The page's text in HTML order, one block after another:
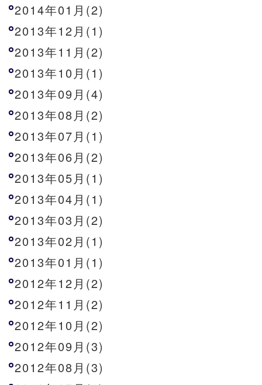
2014年01月(2)
2013年12月(1)
2013年11月(2)
2013年10月(1)
2013年09月(4)
2013年08月(2)
2013年07月(1)
2013年06月(2)
2013年05月(1)
2013年04月(1)
2013年03月(2)
2013年02月(1)
2013年01月(1)
2012年12月(2)
2012年11月(2)
2012年10月(2)
2012年09月(3)
2012年08月(3)